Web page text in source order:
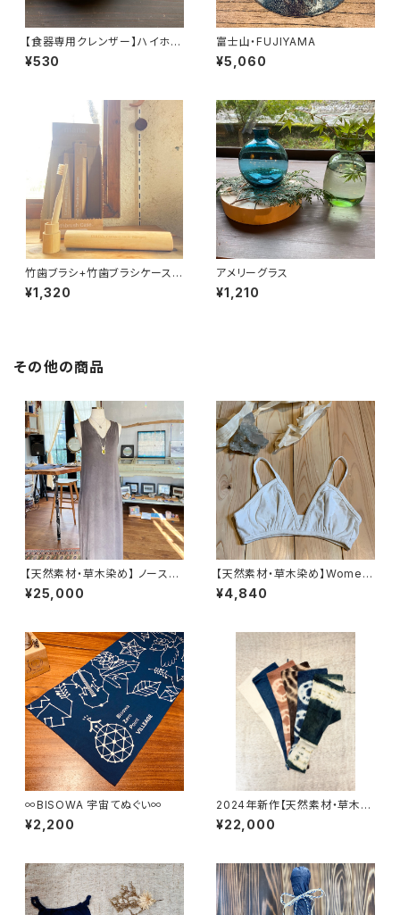
【食器専用クレンザー】ハイホー
ム NEO クリーナー
¥530
富士山・FUJIYAMA
¥5,060
竹歯ブラシ+竹歯ブラシケースセ
ット
¥1,320
アメリーグラス
¥1,210
その他の商品
【天然素材・草木染め】 ノースリ
ーブワンピース バンブー
¥25,000
【天然素材・草木染め】Womem
ブラ ヘンプコットン
¥4,840
∞BISOWA 宇宙てぬぐい∞
¥2,200
2024年新作【天然素材・草木染
め】Noragi pants ヘンプコッ
トン
¥22,000